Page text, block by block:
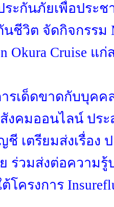
ระกันภัยเพื่อประช
นชีวิต จัดกิจกรรม
Okura Cruise แ
รเด็ดขาดกับบุคค
งคมออนไลน์ ประ
ชี เตรียมส่งเรื่อง
ร่วมส่งต่อความรู้
โครงการ